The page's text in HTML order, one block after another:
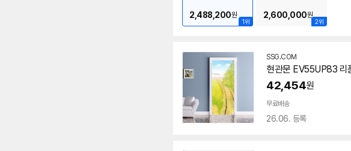
1위
2,488,200원
2위
2,600,000원
SSG.COM
현관문 EV55UP83 리
42,454원
무료배송
26.06. 등록